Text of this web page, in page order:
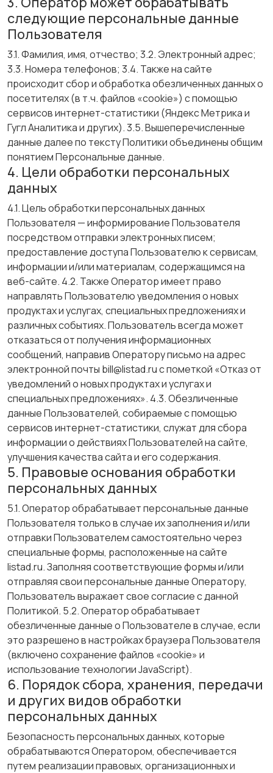
следующие персональные данные
Пользователя
3.1. Фамилия, имя, отчество; 3.2. Электронный адрес;
3.3. Номера телефонов; 3.4. Также на сайте
происходит сбор и обработка обезличенных данных о
посетителях (в т.ч. файлов «cookie») с помощью
сервисов интернет-статистики (Яндекс Метрика и
Гугл Аналитика и других). 3.5. Вышеперечисленные
данные далее по тексту Политики объединены общим
понятием Персональные данные.
4. Цели обработки персональных
данных
4.1. Цель обработки персональных данных
Пользователя — информирование Пользователя
посредством отправки электронных писем;
предоставление доступа Пользователю к сервисам,
информации и/или материалам, содержащимся на
веб-сайте. 4.2. Также Оператор имеет право
направлять Пользователю уведомления о новых
продуктах и услугах, специальных предложениях и
различных событиях. Пользователь всегда может
отказаться от получения информационных
сообщений, направив Оператору письмо на адрес
электронной почты bill@listad.ru с пометкой «Отказ от
уведомлений о новых продуктах и услугах и
специальных предложениях». 4.3. Обезличенные
данные Пользователей, собираемые с помощью
сервисов интернет-статистики, служат для сбора
информации о действиях Пользователей на сайте,
улучшения качества сайта и его содержания.
5. Правовые основания обработки
персональных данных
5.1. Оператор обрабатывает персональные данные
Пользователя только в случае их заполнения и/или
отправки Пользователем самостоятельно через
специальные формы, расположенные на сайте
listad.ru. Заполняя соответствующие формы и/или
отправляя свои персональные данные Оператору,
Пользователь выражает свое согласие с данной
Политикой. 5.2. Оператор обрабатывает
обезличенные данные о Пользователе в случае, если
это разрешено в настройках браузера Пользователя
(включено сохранение файлов «cookie» и
использование технологии JavaScript).
6. Порядок сбора, хранения, передачи
и других видов обработки
персональных данных
Безопасность персональных данных, которые
обрабатываются Оператором, обеспечивается
путем реализации правовых, организационных и